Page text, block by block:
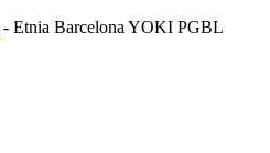
- Etnia Barcelona YOKI PGBL